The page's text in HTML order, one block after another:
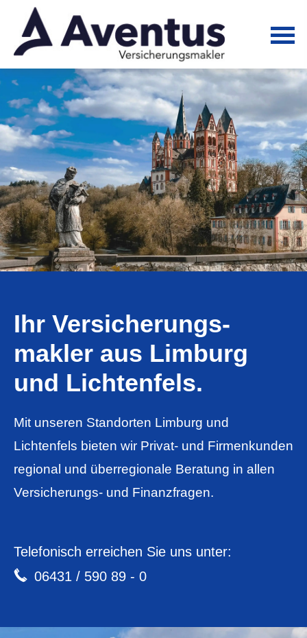
Ihr Ver­sicherungs­
makler aus Limburg
und Lichtenfels.
Mit unseren Standorten Limburg und
Lichtenfels bieten wir Privat- und Firmenkunden
regional und überregionale Beratung in allen
Versicherungs- und Finanzfragen.
Telefonisch erreichen Sie uns unter:
06431 / 590 89 - 0